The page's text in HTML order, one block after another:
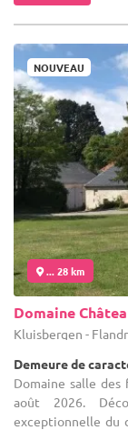
NOUVEAU
... 28 km
Domaine
Kluisbergen -
Demeure de
Domaine salle des
août 2026.
exceptionnelle du